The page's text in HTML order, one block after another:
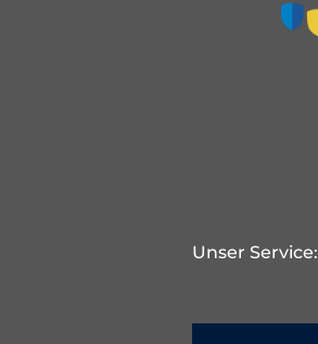
Unser Service: